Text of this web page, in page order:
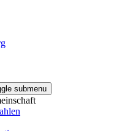
submenu